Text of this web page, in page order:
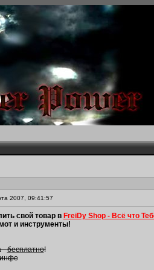
2007, 09:41:57
свой товар в FreiDy Shop - Всё что
и инструменты!
-бесплатно!